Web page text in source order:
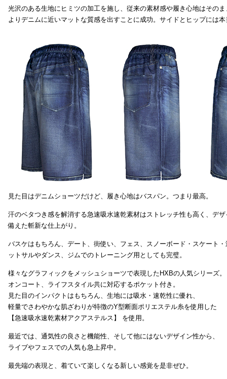
光沢のある生地にヒミツの加工を施し、従来の素材感や履き心地はそのま
よりデニムに近いマットな質感を出すことに成功。サイドとヒップには
見た目はデニムショーツだけど、履き心地はバスパン。つまり最高。
汗のベタつき感を解消する急速吸水速乾素材はストレッチ性も高く、デ
備えた斬新な仕上がり。
バスケはもちろん、デート、街使い、フェス、スノーボード・スケート
ットサルやダンス、ジムでのトレーニング用としても完璧。
様々なグラフィックをメッシュショーツで表現したHXBの人気シリーズ。
オンコート、ライフスタイル共に対応するポケット付き。
見た目のインパクトはもちろん、生地には吸水・速乾性に優れ、
軽量でさわやかな肌ざわりが特徴のY型断面ポリエステル糸を使用した
【急速吸水速乾素材アクアステルス】 を使用。
最近では、通気性の良さと機能性、そして他にはないデザイン性から、
ライブやフェスでの人気も急上昇中。
最先端の表現と、着ていて楽しくなる新しい感覚を是非ぜひ。